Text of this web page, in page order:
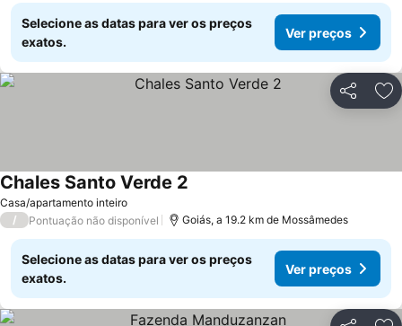
Selecione as datas para ver os preços
exatos.
Ver preços
Partilhar
Casa/apartamento inteiro
Chales Santo Verde 2
/ Pontuação não disponível Goiás, a 19.2 km de Mossâmedes
Selecione as datas para ver os preços
exatos.
Ver preços